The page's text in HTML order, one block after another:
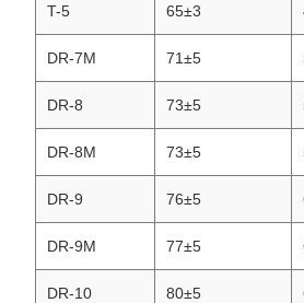
T-5 65±3
DR-7M 71±5
DR-8 73±5
DR-8M 73±5
DR-9 76±5
DR-9M 77±5
DR-10 80±5